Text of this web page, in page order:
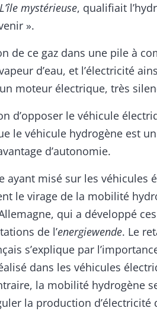
L’île mystérieuse, qualifiait
».
de ce gaz dans une pile à
d’eau, et l’électricité
moteur électrique, très
d’opposer le véhicule
le véhicule hydrogène est
d’autonomie.
ayant misé sur les véhicules
le virage de la mobilité
qui a développé
de l’energiewende. Le
s’explique par
dans les véhicules
la mobilité hydrogène
la production d’électricité